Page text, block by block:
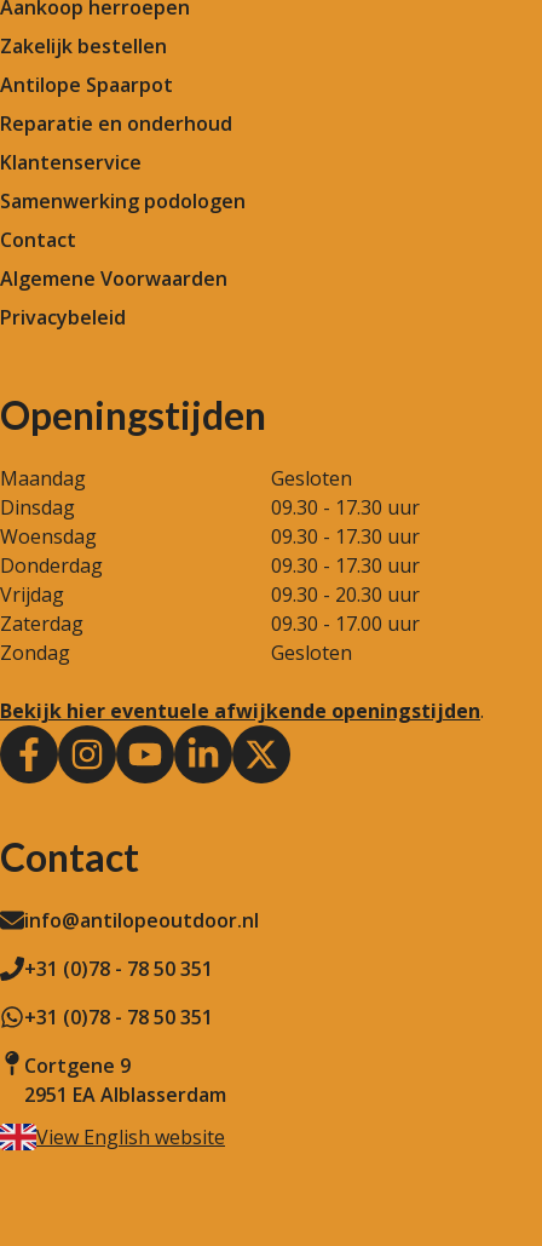
Aankoop herroepen
Zakelijk bestellen
Antilope Spaarpot
Reparatie en onderhoud
Klantenservice
Samenwerking podologen
Contact
Algemene Voorwaarden
Privacybeleid
Openingstijden
Maandag
Gesloten
Dinsdag
09.30 - 17.30 uur
Woensdag
09.30 - 17.30 uur
Donderdag
09.30 - 17.30 uur
Vrijdag
09.30 - 20.30 uur
Zaterdag
09.30 - 17.00 uur
Zondag
Gesloten
Bekijk hier eventuele afwijkende openingstijden.
Contact
info@antilopeoutdoor.nl
+31 (0)78 - 78 50 351
+31 (0)78 - 78 50 351
Cortgene 9
2951 EA Alblasserdam
View English website